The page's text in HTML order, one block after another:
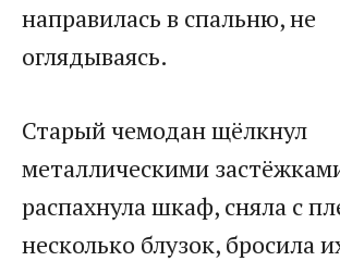
направилась в спальню, не
оглядываясь.
Старый чемодан щёлкнул
металлическими
распахнула шкаф, сняла с
несколько блузок, бросила